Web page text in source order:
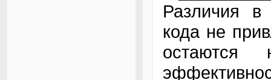
Различия в
кода не